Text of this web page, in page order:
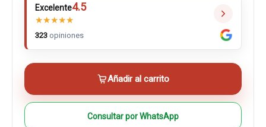
Excelente4.5
★★★★★
323 opiniones
Añadir al carrito
Consultar por WhatsApp